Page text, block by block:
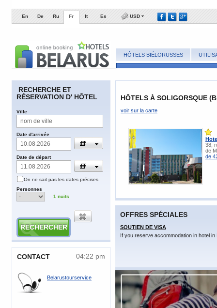
En De Ru Fr It Es USD
HÔTELS BIÉLORUSSES
​RECHERCHE ET
RÉSERVATION D' HÔTEL
​Ville
​Date d'arrivée
​Date de départ
​On ne sait pas les dates précises
​Personnes
1 nuits
CONTACT 04:22 pm
Belarustourservice
HÔTELS À SOLIGORSQUE
voir sur la carte
38,
de
de
OFFRES SPÉCIALES
SOUTIEN DE VISA
If you reserve accommodation in hotel